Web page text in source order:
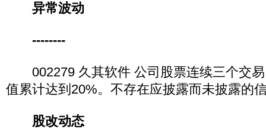
异常波动
--------
002279 久其软件 公司股票连续三个交易
值累计达到20%。不存在应披露而未披露的
股改动态